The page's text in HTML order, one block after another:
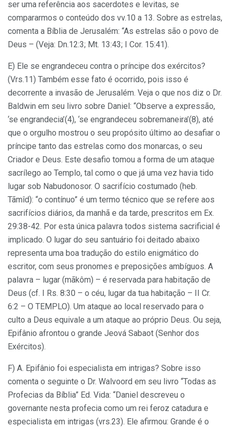
ser uma referência aos sacerdotes e levitas, se
compararmos o conteúdo dos vv.10 a 13. Sobre as estrelas,
comenta a Bíblia de Jerusalém: “As estrelas são o povo de
Deus – (Veja: Dn.12:3; Mt. 13:43; I Cor. 15:41).
E) Ele se engrandeceu contra o príncipe dos exércitos?
(Vrs.11) Também esse fato é ocorrido, pois isso é
decorrente a invasão de Jerusalém. Veja o que nos diz o Dr.
Baldwin em seu livro sobre Daniel: “Observe a expressão,
‘se engrandecia’(4), ‘se engrandeceu sobremaneira’(8), até
que o orgulho mostrou o seu propósito último ao desafiar o
príncipe tanto das estrelas como dos monarcas, o seu
Criador e Deus. Este desafio tomou a forma de um ataque
sacrílego ao Templo, tal como o que já uma vez havia tido
lugar sob Nabudonosor. O sacrifício costumado (heb.
Tãmîd): “o contínuo” é um termo técnico que se refere aos
sacrifícios diários, da manhã e da tarde, prescritos em Ex.
29:38-42. Por esta única palavra todos sistema sacrificial é
implicado. O lugar do seu santuário foi deitado abaixo
representa uma boa tradução do estilo enigmático do
escritor, com seus pronomes e preposições ambíguos. A
palavra – lugar (mãkôm) – é reservada para habitação de
Deus (cf. I Rs. 8:30 – o céu, lugar da tua habitação – II Cr.
6:2 – O TEMPLO). Um ataque ao local reservado para o
culto a Deus equivale a um ataque ao próprio Deus. Ou seja,
Epifânio afrontou o grande Jeová Sabaot (Senhor dos
Exércitos).
F) A. Epifânio foi especialista em intrigas? Sobre isso
comenta o seguinte o Dr. Walvoord em seu livro “Todas as
Profecias da Bíblia” Ed. Vida: “Daniel descreveu o
governante nesta profecia como um rei feroz catadura e
especialista em intrigas (vrs.23). Ele afirmou: Grande é o